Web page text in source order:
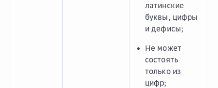
латинские
буквы, цифры
и дефисы;
Не может
состоять
только из
цифр;